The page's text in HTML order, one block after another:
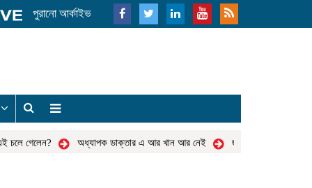
পুরানো আর্কাইভ
গেলেন? অধ্যাপক ডাক্তার এ আর খান আর নেই জনদুর্ভোগ নিরসন ও ‘জুলাই